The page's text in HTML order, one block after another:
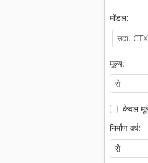
मॉडल:
मूल्य:
केवल
निर्माण वर्ष: